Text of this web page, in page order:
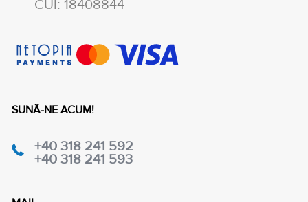
CUI: 18408844
SUNĂ-NE ACUM!
+40 318 241 592
+40 318 241 593